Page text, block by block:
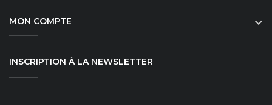
MON COMPTE 
INSCRIPTION À LA NEWSLETTER